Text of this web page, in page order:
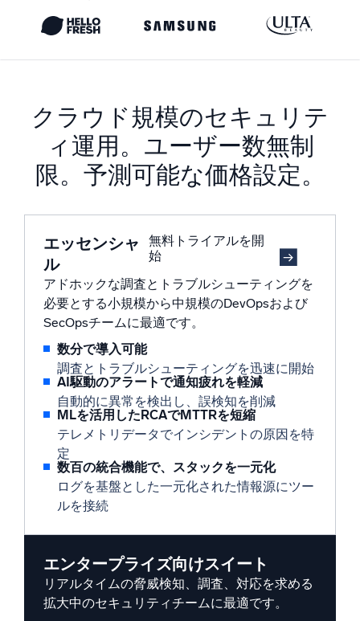
クラウド規模のセキュリテ
ィ運用。ユーザー数無制
限。予測可能な価格設定。
エッセンシャ
ル
無料トライアルを開
始
アドホックな調査とトラブルシューティングを
必要とする小規模から中規模のDevOpsおよび
SecOpsチームに最適です。
数分で導入可能
調査とトラブルシューティングを迅速に開始
AI駆動のアラートで通知疲れを軽減
自動的に異常を検出し、誤検知を削減
MLを活用したRCAでMTTRを短縮
テレメトリデータでインシデントの原因を特
定
数百の統合機能で、スタックを一元化
ログを基盤とした一元化された情報源にツー
ルを接続
エンタープライズ向けスイート
リアルタイムの脅威検知、調査、対応を求める
拡大中のセキュリティチームに最適です。